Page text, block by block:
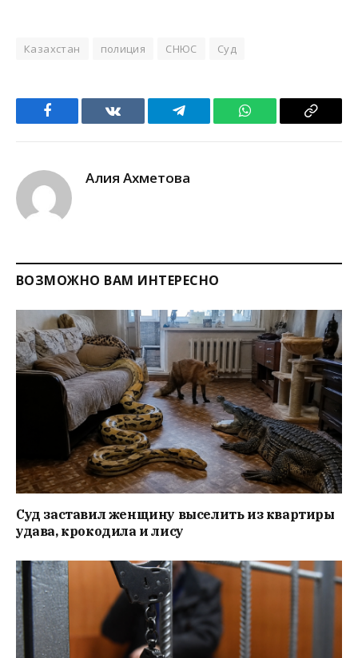
Казахстан полиция СНЮС Суд
Facebook VKontakteTelegram WhatsApp Copy
Алия Ахметова
ВОЗМОЖНО ВАМ ИНТЕРЕСНО
Суд заставил женщину выселить из квартиры
удава, крокодила и лису